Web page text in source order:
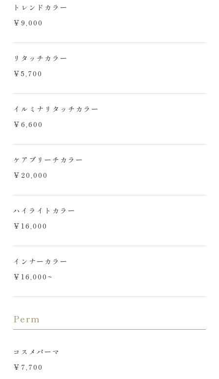
トレンドカラー
￥9,000
リタッチカラー
￥5,700
イルミナリタッチカラー
￥6,600
ケアブリーチカラー
￥20,000
ハイライトカラー
￥16,000
インナーカラー
￥16,000~
Perm
コスメパーマ
￥7,700